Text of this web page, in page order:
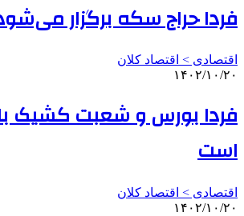
فردا حراج سکه برگزار
اقتصادی > اقتصاد کلان
۱۴۰۲/۱۰/۲۰
فردا بورس و شعبت کشیک
است
اقتصادی > اقتصاد کلان
۱۴۰۲/۱۰/۲۰